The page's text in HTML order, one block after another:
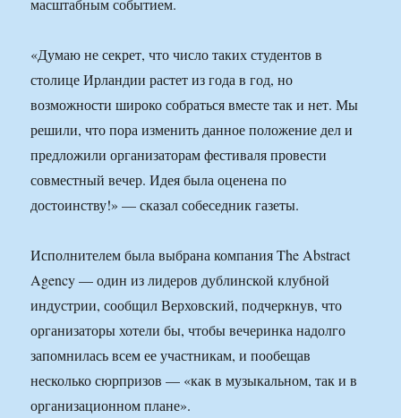
масштабным событием.
«Думаю не секрет, что число таких студентов в
столице Ирландии растет из года в год, но
возможности широко собраться вместе так и нет. Мы
решили, что пора изменить данное положение дел и
предложили организаторам фестиваля провести
совместный вечер. Идея была оценена по
достоинству!» — сказал собеседник газеты.
Исполнителем была выбрана компания The Abstract
Agency — один из лидеров дублинской клубной
индустрии, сообщил Верховский, подчеркнув, что
организаторы хотели бы, чтобы вечеринка надолго
запомнилась всем ее участникам, и пообещав
несколько сюрпризов — «как в музыкальном, так и в
организационном плане».